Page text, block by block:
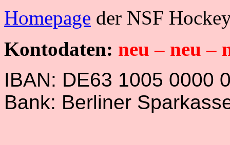
Homepage der NSF
Kontodaten: neu – neu –
IBAN: DE63 1005 0000
Bank: Berliner